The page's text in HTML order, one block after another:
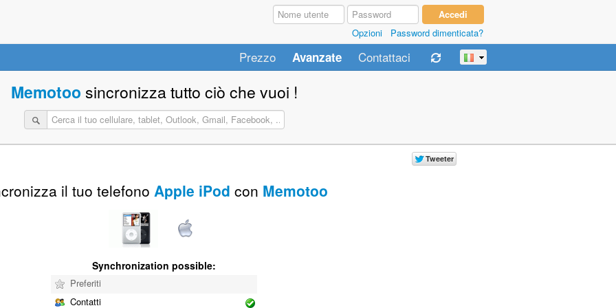
Opzioni Password dimenticata?
Prezzo Avanzate Contattaci
Memotoo sincronizza tutto ciò che vuoi !
il tuo telefono Apple iPod con Memotoo
Synchronization possible:
Preferiti
Contatti